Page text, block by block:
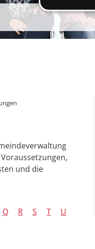
und die
Q R S T
U